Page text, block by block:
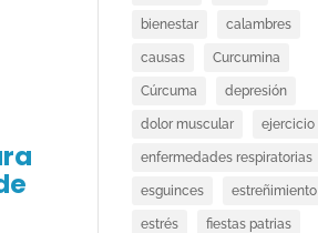
bienestar calambres
causas Curcumina
Cúrcuma depresión
dolor muscular ejercicio
enfermedades respiratorias
esguinces estreñimiento
estrés fiestas patrias